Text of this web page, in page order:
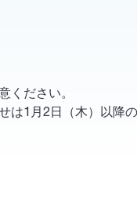
ください。
は1月2日（木）以降